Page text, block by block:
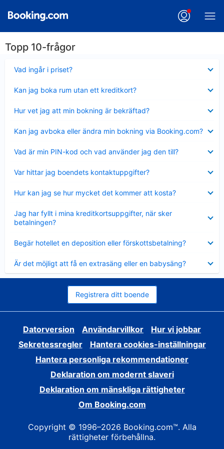
Topp 10-frågor
Vad ingår i priset?
mindre
Kan jag boka rum utan ett kreditkort?
mindre
Hur vet jag att min bokning är bekräftad?
mindre
Kan jag avboka eller ändra min bokning via Booking.com?
mindre
Vad är min PIN-kod och vad använder jag den till?
mindre
Var hittar jag boendets kontaktuppgifter?
mindre
Hur kan jag se hur mycket det kommer att kosta?
mindre
Jag har fyllt i mina kreditkortsuppgifter, när sker
betalningen?
mindre
Begär hotellet en deposition eller förskottsbetalning?
mindre
Är det möjligt att få en extrasäng eller en babysäng?
mindre
Registrera ditt boende
Datorversion Användarvillkor
Hur vi jobbar
Sekretessregler
Hantera cookies-inställningar
Hantera personliga rekommendationer
Deklaration om modernt slaveri
Deklaration om mänskliga rättigheter
Om Booking.com
Copyright © 1996–2026 Booking.com™. Alla
rättigheter förbehållna.